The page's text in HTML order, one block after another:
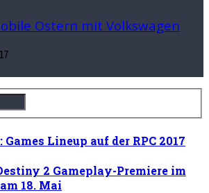
Ostern mit Volkswagen
Lineup auf der RPC 2017
2 Gameplay-Premiere im
18. Mai